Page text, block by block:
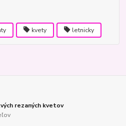
kvety letnicky
rezaných kvetov